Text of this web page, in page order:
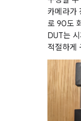
카메라가
로 90도
DUT는
적절하게